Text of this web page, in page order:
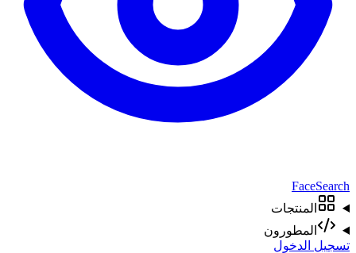
FaceSearch
المنتجات
المطورون
تسجيل الدخول